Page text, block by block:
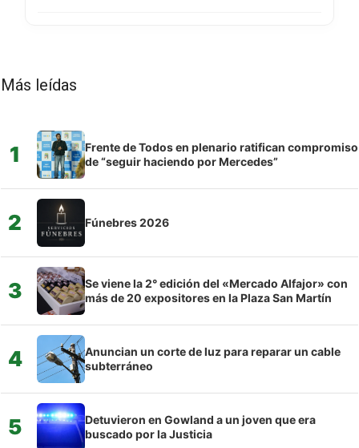
Más leídas
1
Frente de Todos en plenario ratifican compromiso
de “seguir haciendo por Mercedes”
2 Fúnebres 2026
3
Se viene la 2° edición del «Mercado Alfajor» con
más de 20 expositores en la Plaza San Martín
4
Anuncian un corte de luz para reparar un cable
subterráneo
5
Detuvieron en Gowland a un joven que era
buscado por la Justicia